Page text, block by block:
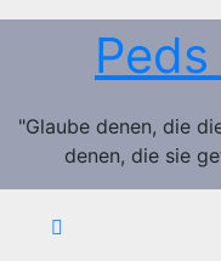
Zum
"Glaube denen, die
denen, die sie